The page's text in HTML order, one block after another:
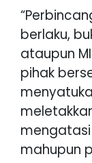
berlaku,
ataupun
pihak
mahupun